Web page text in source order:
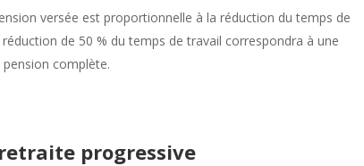
versée est proportionnelle à la réduction du temps de
de 50 % du temps de travail correspondra à une
complète.
progressive